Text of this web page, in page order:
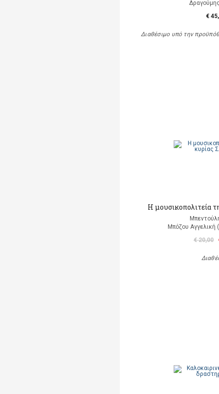
€
Διαθέσιμο υπό την
Η μουσικοπολιτεία
Μπόζου Αγγελική
€ 20,00